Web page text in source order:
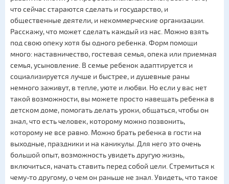
что сейчас стараются сделать и государство, и
общественные деятели, и некоммерческие организации.
Расскажу, что может сделать каждый из нас. Можно взять
под свою опеку хотя бы одного ребенка. Форм помощи
много: наставничество, гостевая семья, опека или приемная
семья, усыновление. В семье ребенок адаптируется и
социализируется лучше и быстрее, и душевные раны
немного заживут, в тепле, уюте и любви. Но если у вас нет
такой возможности, вы можете просто навещать ребенка в
детском доме, помогать делать уроки, общаться, чтобы он
знал, что есть человек, которому можно позвонить,
которому не все равно. Можно брать ребенка в гости на
выходные, праздники и на каникулы. Для него это очень
большой опыт, возможность увидеть другую жизнь,
включиться, начать ставить перед собой цели. Стремиться к
чему-то другому, о чем он раньше не знал. Увидеть, что такое